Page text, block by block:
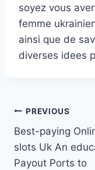
soyez vous
femme
ainsi que de
diverses idees
Post
PREVIOUS
Best-paying
slots Uk An
Payout Ports to